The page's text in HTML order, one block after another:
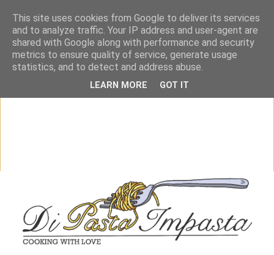
This site uses cookies from Google to deliver its services
and to analyze traffic. Your IP address and user-agent are
shared with Google along with performance and security
metrics to ensure quality of service, generate usage
statistics, and to detect and address abuse.
LEARN MORE GOT IT